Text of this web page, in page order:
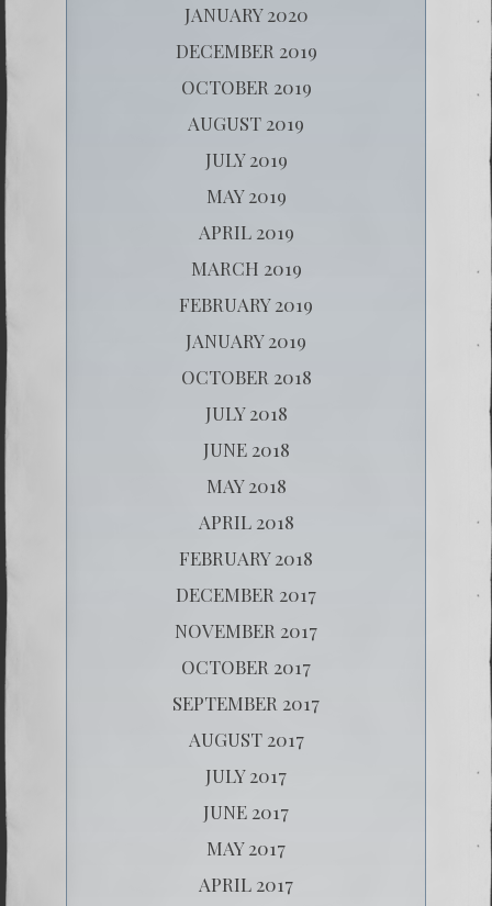
JANUARY 2020
DECEMBER 2019
OCTOBER 2019
AUGUST 2019
JULY 2019
MAY 2019
APRIL 2019
MARCH 2019
FEBRUARY 2019
JANUARY 2019
OCTOBER 2018
JULY 2018
JUNE 2018
MAY 2018
APRIL 2018
FEBRUARY 2018
DECEMBER 2017
NOVEMBER 2017
OCTOBER 2017
SEPTEMBER 2017
AUGUST 2017
JULY 2017
JUNE 2017
MAY 2017
APRIL 2017